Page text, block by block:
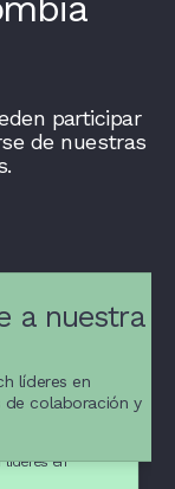
participar
de nuestras
a nuestra
líderes en
de colaboración y
líderes en